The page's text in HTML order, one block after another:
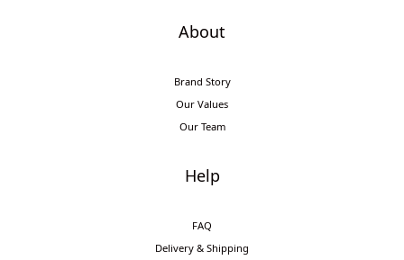
About
Brand Story
Our Values
Our Team
Help
FAQ
Delivery & Shipping